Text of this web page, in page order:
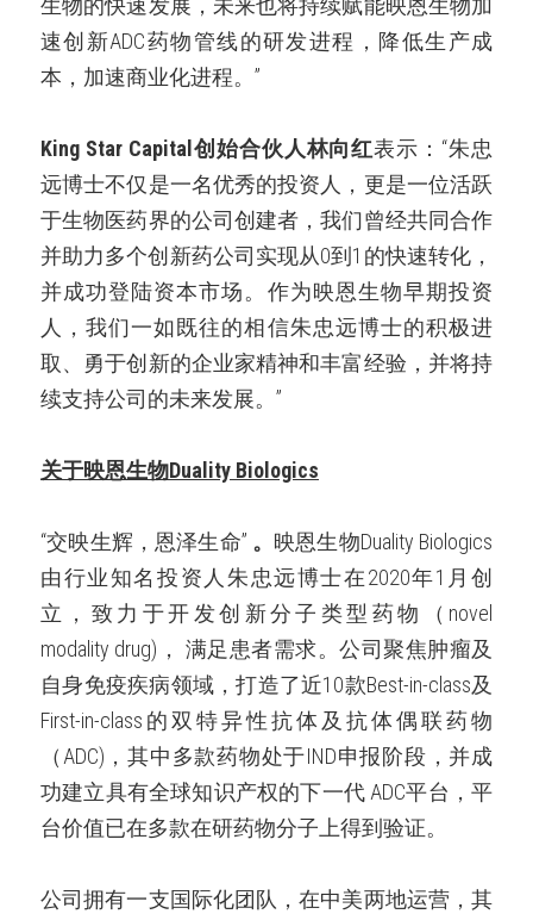
生物的快速发展，未来也将持续赋能映恩生物加
速创新ADC药物管线的研发进程，降低生产成
本，加速商业化进程。”
King Star Capital创始合伙人林向红表示：“朱忠
远博士不仅是一名优秀的投资人，更是一位活跃
于生物医药界的公司创建者，我们曾经共同合作
并助力多个创新药公司实现从0到1的快速转化，
并成功登陆资本市场。作为映恩生物早期投资
人，我们一如既往的相信朱忠远博士的积极进
取、勇于创新的企业家精神和丰富经验，并将持
续支持公司的未来发展。”
关于映恩生物Duality Biologics
“交映生辉，恩泽生命” 。 映恩生物Duality Biologics
由行业知名投资人朱忠远博士在2020年1月创
立，致力于开发创新分子类型药物（novel
modality drug)， 满足患者需求。公司聚焦肿瘤及
自身免疫疾病领域，打造了近10款Best-in-class及
First-in-class的双特异性抗体及抗体偶联药物
（ADC)，其中多款药物处于IND申报阶段，并成
功建立具有全球知识产权的下一代 ADC平台，平
台价值已在多款在研药物分子上得到验证。
公司拥有一支国际化团队，在中美两地运营，其